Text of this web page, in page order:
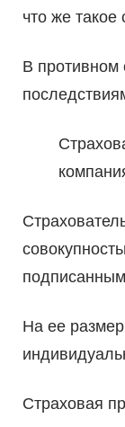
что же такое
В противном
На ее
Страховая